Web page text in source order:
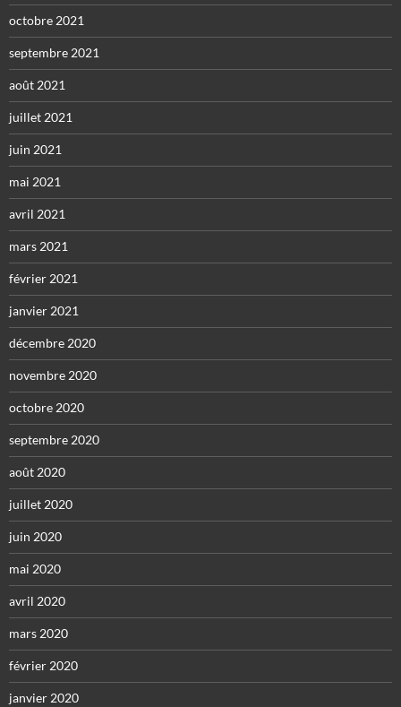
octobre 2021
septembre 2021
août 2021
juillet 2021
juin 2021
mai 2021
avril 2021
mars 2021
février 2021
janvier 2021
décembre 2020
novembre 2020
octobre 2020
septembre 2020
août 2020
juillet 2020
juin 2020
mai 2020
avril 2020
mars 2020
février 2020
janvier 2020